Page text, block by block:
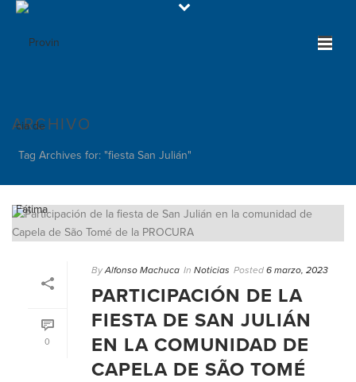
ARCHIVO
Tag Archives for: "fiesta San Julián"
0
By Alfonso Machuca In Noticias Posted 6 marzo, 2023
PARTICIPACIÓN DE LA
FIESTA DE SAN JULIÁN
EN LA COMUNIDAD DE
CAPELA DE SÃO TOMÉ